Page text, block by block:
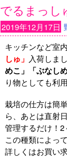
でるまっし
2019年12月17日
キッチンなど室
しゅ」 入荷しま
めこ」「ぶなしめ
り物としても利
栽培の仕方は簡
ら、あとは直射
管理するだけ！
この種類によっ
詳しくはお買い